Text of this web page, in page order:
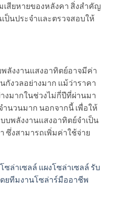
สียหายของหลังคา สิ่งสำคัญ
ป็นประจำและตรวจสอบให้
ลังงานแสงอาทิตย์อาจมีค่า
กังวลอย่างมาก แม้ว่าราคา
งมากในช่วงไม่กี่ปีที่ผ่านมา
นวนมาก นอกจากนี้ เพื่อให้
บพลังงานแสงอาทิตย์จำเป็น
ซึ่งสามารถเพิ่มค่าใช้จ่าย